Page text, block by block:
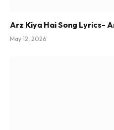
Arz Kiya Hai Song Lyrics-
May 12, 2026